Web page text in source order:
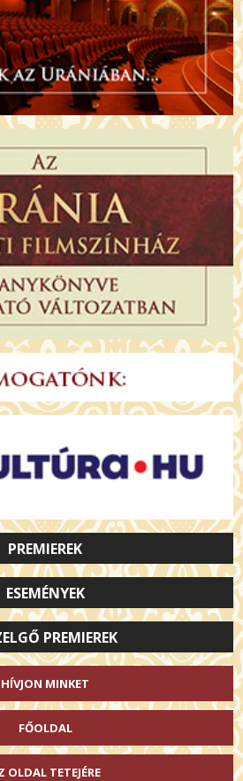
PREMIEREK
ESEMÉNYEK
PREMIEREK
HÍVJON MINKET
FŐOLDAL
OLDAL TETEJÉRE